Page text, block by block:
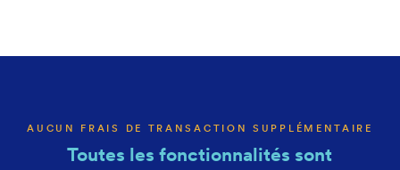
AUCUN FRAIS DE TRANSACTION SUPPLÉMENTAIRE
Toutes les fonctionnalités sont